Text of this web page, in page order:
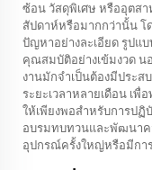
ซ้อน วัสดุพิเศษ หรืออุตส
สัปดาห์หรือมากกว่านั้น โ
ปัญหาอย่างละเอียด รูปแ
คุณสมบัติอย่างเข้มงวด น
งานมักจำเป็นต้องมีประ
ระยะเวลาหลายเดือน เ
ให้เพียงพอสำหรับการปฏิ
อบรมทบทวนและพัฒนาค
อุปกรณ์ครั้งใหญ่หรือมีกา